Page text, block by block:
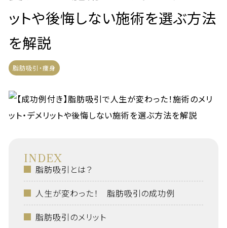
ットや後悔しない施術を選ぶ方法
を解説
脂肪吸引・痩身
INDEX
脂肪吸引とは？
人生が変わった！ 脂肪吸引の成功例
脂肪吸引のメリット